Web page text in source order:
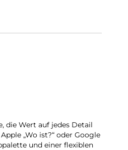
die Wert auf jedes Detail
„Wo ist?“ oder Google
und einer flexiblen